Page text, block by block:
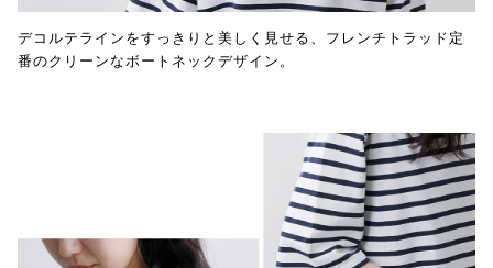
デコルテラインをすっきりと美しく見せる、フレンチトラッド定
番のクリーンなボートネックデザイン。